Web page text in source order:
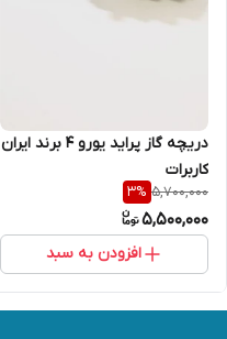
دریچه گاز پراید یورو 4 برند ایران
کاربرات
5,700,000
3%
5,500,000
افزودن به سبد